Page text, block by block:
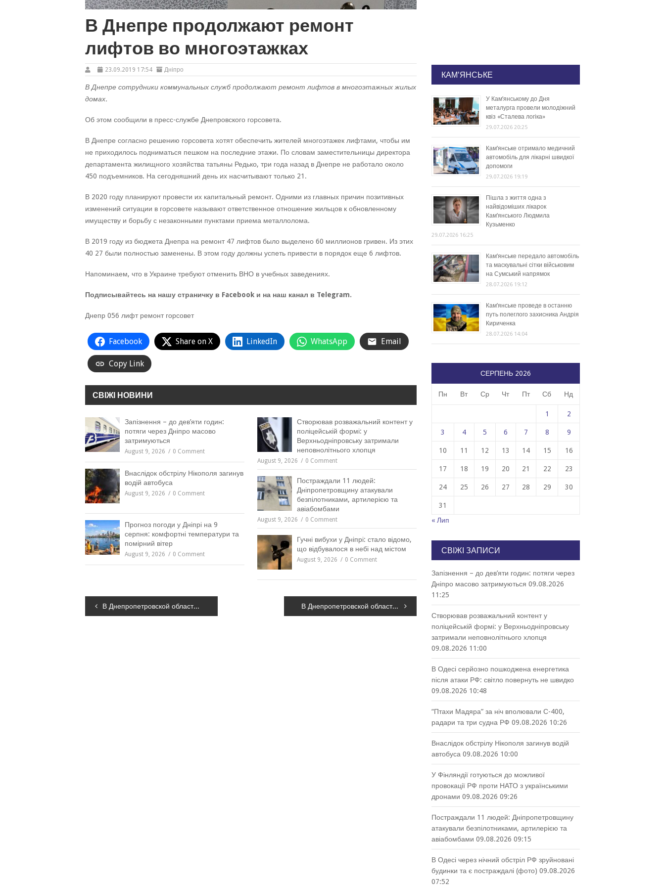
В Днепре продолжают ремонт
лифтов во многоэтажках
23.09.2019 17:54 Дніпро
В Днепре сотрудники коммунальных служб продолжают ремонт лифтов в многоэтажных жилых
домах.
Об этом сообщили в пресс-службе Днепровского горсовета.
В Днепре согласно решению горсовета хотят обеспечить жителей многоэтажек лифтами, чтобы им
не приходилось подниматься пешком на последние этажи. По словам заместительницы директора
департамента жилищного хозяйства татьяны Редько, три года назад в Днепре не работало около
450 подъемников. На сегодняшний день их насчитывают только 21.
В 2020 году планируют провести их капитальный ремонт. Одними из главных причин позитивных
изменений ситуации в горсовете называют ответственное отношение жильцов к обновленному
имуществу и борьбу с незаконными пунктами приема металлолома.
В 2019 году из бюджета Днепра на ремонт 47 лифтов было выделено 60 миллионов гривен. Из этих
40 27 были полностью заменены. В этом году должны успеть привести в порядок еще 6 лифтов.
Напоминаем, что в Украине требуют отменить ВНО в учебных заведениях.
Подписывайтесь на нашу страничку в Facebook и на наш канал в Telegram.
Днепр 056 лифт ремонт горсовет
Facebook Share on X LinkedIn WhatsApp Email
Copy Link
СВІЖІ НОВИНИ
Запізнення – до дев’яти годин:
потяги через Дніпро масово
затримуються
August 9, 2026 0 Comment
Створював розважальний контент у
поліцейській формі: у
Верхньодніпровську затримали
неповнолітнього хлопця
August 9, 2026 0 Comment
Внаслідок обстрілу Нікополя загинув
водій автобуса
August 9, 2026 0 Comment
Постраждали 11 людей:
Дніпропетровщину атакували
безпілотниками, артилерією та
авіабомбами
August 9, 2026 0 Comment
Прогноз погоди у Дніпрі на 9
серпня: комфортні температури та
помірний вітер
August 9, 2026 0 Comment
Гучні вибухи у Дніпрі: стало відомо,
що відбувалося в небі над містом
August 9, 2026 0 Comment
Навігація
В Днепропетровской области мужчина хранил дома партию опия, – ФОТО В Днепропетровской области кошка провалилась в колодец, – ВИДЕО
КАМ'ЯНСЬКЕ
У Кам’янському до Дня
металурга провели молодіжний
квіз «Сталева логіка»
29.07.2026 20:25
Кам’янське отримало медичний
автомобіль для лікарні швидкої
допомоги
29.07.2026 19:19
Пішла з життя одна з
найвідоміших лікарок
Кам’янського Людмила
Кузьменко
29.07.2026 16:25
Кам’янське передало автомобіль
та маскувальні сітки військовим
на Сумський напрямок
28.07.2026 19:12
Кам’янське проведе в останню
путь полеглого захисника Андрія
Кириченка
28.07.2026 14:04
СЕРПЕНЬ 2026
Пн Вт Ср Чт Пт Сб Нд
1 2
3 4 5 6 7 8 9
10 11 12 13 14 15 16
17 18 19 20 21 22 23
24 25 26 27 28 29 30
31
« Лип
СВІЖІ ЗАПИСИ
Запізнення – до дев’яти годин: потяги через
Дніпро масово затримуються 09.08.2026
11:25
Створював розважальний контент у
поліцейській формі: у Верхньодніпровську
затримали неповнолітнього хлопця
09.08.2026 11:00
В Одесі серйозно пошкоджена енергетика
після атаки РФ: світло повернуть не швидко
09.08.2026 10:48
“Птахи Мадяра” за ніч вполювали С-400,
радари та три судна РФ 09.08.2026 10:26
Внаслідок обстрілу Нікополя загинув водій
автобуса 09.08.2026 10:00
У Фінляндії готуються до можливої
провокації РФ проти НАТО з українськими
дронами 09.08.2026 09:26
Постраждали 11 людей: Дніпропетровщину
атакували безпілотниками, артилерією та
авіабомбами 09.08.2026 09:15
В Одесі через нічний обстріл РФ зруйновані
будинки та є постраждалі (фото) 09.08.2026
07:52